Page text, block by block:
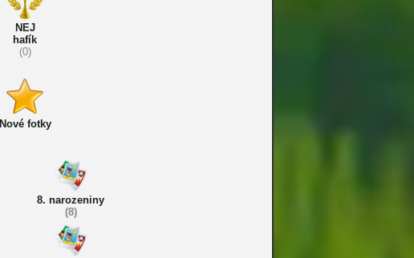
NEJ
hafík
(0)
Nové fotky
8. narozeniny
(8)